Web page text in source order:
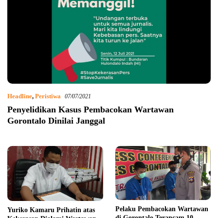
Headline, Peristiwa 07/07/2021
Penyelidikan Kasus Pembacokan Wartawan
Gorontalo Dinilai Janggal
Yuriko Kamaru Prihatin atas
Pelaku Pembacokan Wartawan